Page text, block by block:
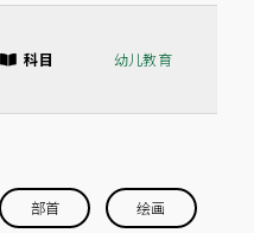
科目 幼儿教育
部首 绘画